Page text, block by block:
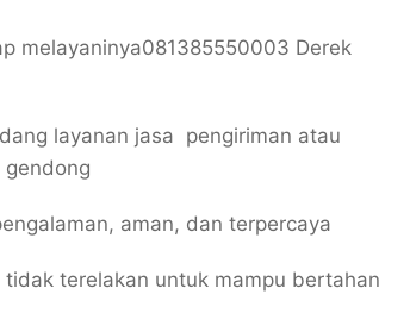
melayaninya081385550003 Derek
layanan jasa pengiriman atau
aman, dan terpercaya
terelakan untuk mampu bertahan